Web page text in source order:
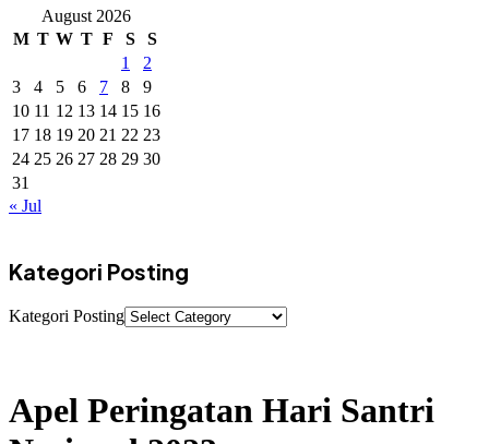
August 2026
M T W T F S
S
1
2
3
4 5 6 7 8
9
10 11 12 13 14 15 16
17 18 19 20 21 22 23
24 25 26 27 28 29 30
31
« Jul
Kategori Posting
Kategori Posting
Apel Peringatan Hari Santri